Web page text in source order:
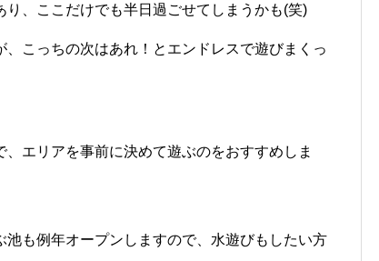
、ここだけでも半日過ごせてしまうかも(笑)
こっちの次はあれ！とエンドレスで遊びまくっ
エリアを事前に決めて遊ぶのをおすすめしま
も例年オープンしますので、水遊びもしたい方